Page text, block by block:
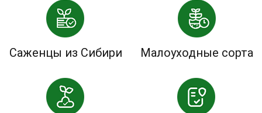
Саженцы из Сибири Малоуходные сорта